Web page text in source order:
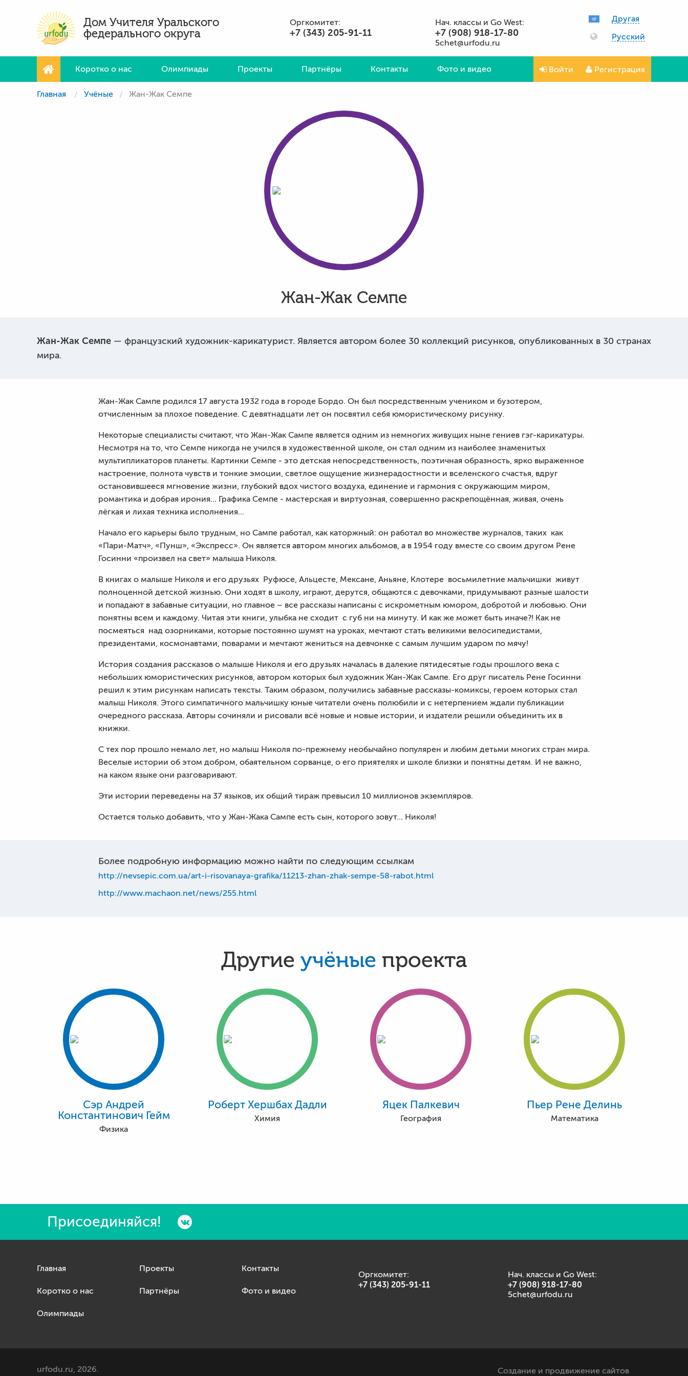
Дом Учителя Уральского
федерального округа
Оргкомитет: Нач. классы и Go West:
+7 (343) 205-91-11 +7 (908) 918-17-80
5chet@urfodu.ru
Другая
Русский
Коротко о нас Олимпиады Проекты Партнёры Контакты Фото и видео Войти Регистрация
Главная Учёные Жан-Жак Семпе
Жан-Жак Семпе
Жан-Жак Семпе — французский художник-карикатурист. Является автором более 30 коллекций рисунков, опубликованных в 30 странах
мира.
Жан-Жак Сампе родился 17 августа 1932 года в городе Бордо. Он был посредственным учеником и бузотером,
отчисленным за плохое поведение. С девятнадцати лет он посвятил себя юмористическому рисунку.
Некоторые специалисты считают, что Жан-Жак Сампе является одним из немногих живущих ныне гениев гэг-карикатуры.
Несмотря на то, что Семпе никогда не учился в художественной школе, он стал одним из наиболее знаменитых
мультипликаторов планеты. Картинки Семпе - это детская непосредственность, поэтичная образность, ярко выраженное
настроение, полнота чувств и тонкие эмоции, светлое ощущение жизнерадостности и вселенского счастья, вдруг
остановившееся мгновение жизни, глубокий вдох чистого воздуха, единение и гармония с окружающим миром,
романтика и добрая ирония... Графика Семпе - мастерская и виртуозная, совершенно раскрепощённая, живая, очень
лёгкая и лихая техника исполнения...
Начало его карьеры было трудным, но Сампе работал, как каторжный: он работал во множестве журналов, таких как
«Пари-Матч», «Пунш», «Экспресс». Он является автором многих альбомов, а в 1954 году вместе со своим другом Рене
Госинни «произвел на свет» малыша Николя.
В книгах о малыше Николя и его друзьях Руфюсе, Альцесте, Мексане, Аньяне, Клотере восьмилетние мальчишки живут
полноценной детской жизнью. Они ходят в школу, играют, дерутся, общаются с девочками, придумывают разные шалости
и попадают в забавные ситуации, но главное – все рассказы написаны с искрометным юмором, добротой и любовью. Они
понятны всем и каждому. Читая эти книги, улыбка не сходит с губ ни на минуту. И как же может быть иначе?! Как не
посмеяться над озорниками, которые постоянно шумят на уроках, мечтают стать великими велосипедистами,
президентами, космонавтами, поварами и мечтают жениться на девчонке с самым лучшим ударом по мячу!
История создания рассказов о малыше Николя и его друзьях началась в далекие пятидесятые годы прошлого века с
небольших юмористических рисунков, автором которых был художник Жан-Жак Сампе. Его друг писатель Рене Госинни
решил к этим рисункам написать тексты. Таким образом, получились забавные рассказы-комиксы, героем которых стал
малыш Николя. Этого симпатичного мальчишку юные читатели очень полюбили и с нетерпением ждали публикации
очередного рассказа. Авторы сочиняли и рисовали всё новые и новые истории, и издатели решили объединить их в
книжки.
С тех пор прошло немало лет, но малыш Николя по-прежнему необычайно популярен и любим детьми многих стран мира.
Веселые истории об этом добром, обаятельном сорванце, о его приятелях и школе близки и понятны детям. И не важно,
на каком языке они разговаривают.
Эти истории переведены на 37 языков, их общий тираж превысил 10 миллионов экземпляров.
Остается только добавить, что у Жан-Жака Сампе есть сын, которого зовут… Николя!
Более подробную информацию можно найти по следующим ссылкам
http://nevsepic.com.ua/art-i-risovanaya-grafika/11213-zhan-zhak-sempe-58-rabot.html
http://www.machaon.net/news/255.html
Другие учёные проекта
Сэр Андрей
Константинович Гейм
Физика
Роберт Хершбах Дадли
Химия
Яцек Палкевич
География
Пьер Рене Делинь
Математика
Присоединяйся!
Главная
Коротко о нас
Олимпиады
Проекты
Партнёры
Контакты
Фото и видео
Оргкомитет: Нач. классы и Go West:
+7 (343) 205-91-11 +7 (908) 918-17-80
5chet@urfodu.ru
urfodu.ru, 2026. Создание и продвижение сайтов